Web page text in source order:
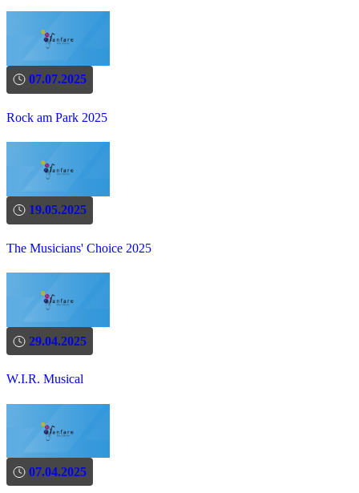
07.07.2025
Rock am Park 2025
19.05.2025
The Musicians' Choice 2025
29.04.2025
W.I.R. Musical
07.04.2025